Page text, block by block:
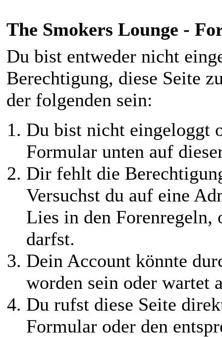
The Smokers Lounge -
Du bist entweder nicht
Berechtigung, diese Seite
der folgenden sein:
Du bist nicht eingeloggt
Formular unten auf
Dir fehlt die
Versuchst du auf eine
Lies in den Forenregeln,
darfst.
Dein Account könnte
worden sein oder wartet
Du rufst diese Seite
Formular oder den